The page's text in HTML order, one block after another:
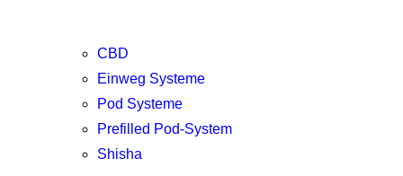
CBD
Einweg Systeme
Pod Systeme
Prefilled Pod-System
Shisha